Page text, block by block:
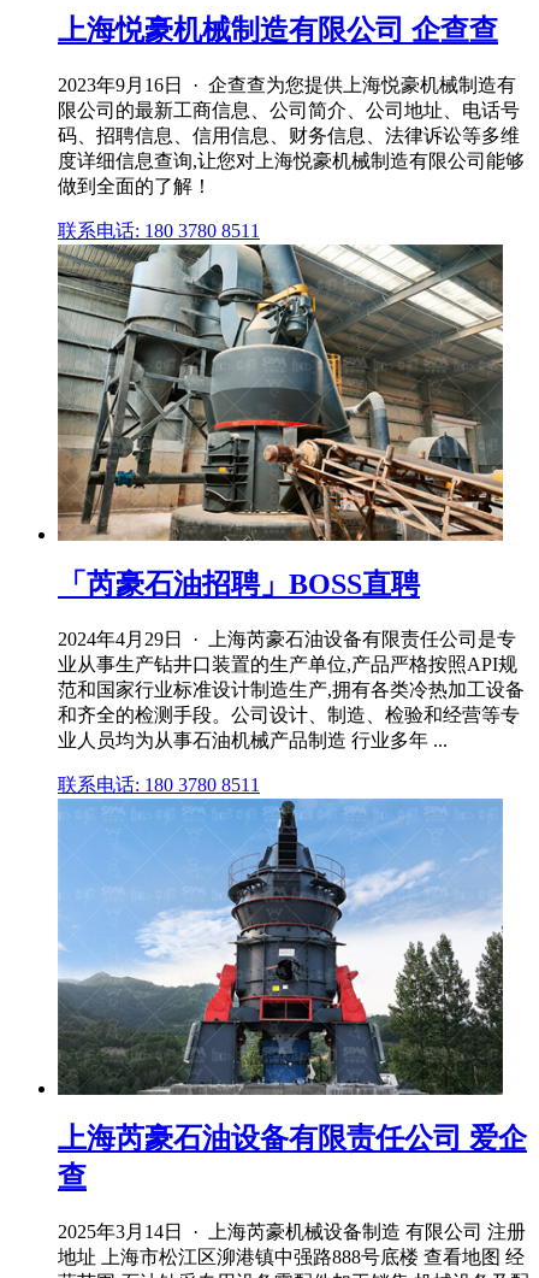
上海悦豪机械制造有限公司 企查查
2023年9月16日 · 企查查为您提供上海悦豪机械制造有
限公司的最新工商信息、公司简介、公司地址、电话号
码、招聘信息、信用信息、财务信息、法律诉讼等多维
度详细信息查询,让您对上海悦豪机械制造有限公司能够
做到全面的了解！
联系电话: 180 3780 8511
「芮豪石油招聘」BOSS直聘
2024年4月29日 · 上海芮豪石油设备有限责任公司是专
业从事生产钻井口装置的生产单位,产品严格按照API规
范和国家行业标准设计制造生产,拥有各类冷热加工设备
和齐全的检测手段。公司设计、制造、检验和经营等专
业人员均为从事石油机械产品制造 行业多年 ...
联系电话: 180 3780 8511
上海芮豪石油设备有限责任公司 爱企
查
2025年3月14日 · 上海芮豪机械设备制造 有限公司 注册
地址 上海市松江区泖港镇中强路888号底楼 查看地图 经